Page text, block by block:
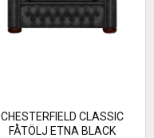
CHESTERFIELD CLASSIC
FÅTÖLJ ETNA BLACK